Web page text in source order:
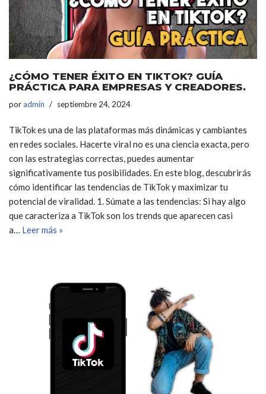
¿CÓMO TENER ÉXITO EN TIKTOK? GUÍA
PRÁCTICA PARA EMPRESAS Y CREADORES.
poradmin septiembre 24, 2024
TikTok es una de las plataformas más dinámicas y cambiantes
en redes sociales. Hacerte viral no es una ciencia exacta, pero
con las estrategias correctas, puedes aumentar
significativamente tus posibilidades. En este blog, descubrirás
cómo identificar las tendencias de TikTok y maximizar tu
potencial de viralidad. 1. Súmate a las tendencias: Si hay algo
que caracteriza a TikTok son los trends que aparecen casi
a… Leer más »